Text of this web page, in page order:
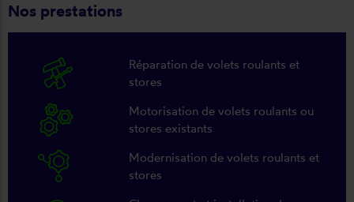
Nos prestations
Réparation de volets roulants et
stores
Motorisation de volets roulants ou
stores existants
Modernisation de volets roulants et
stores